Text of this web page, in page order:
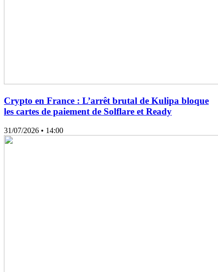
Crypto en France : L’arrêt brutal de Kulipa bloque
les cartes de paiement de Solflare et Ready
31/07/2026 • 14:00